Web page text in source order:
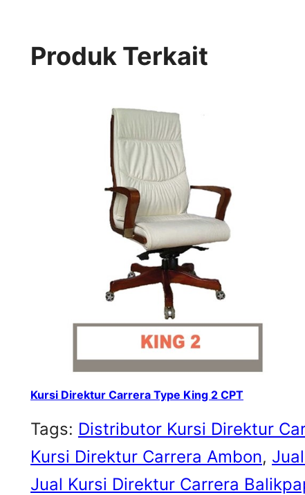
Produk Terkait
Kursi Direktur Carrera Type King 2 CPT
Tags: Distributor Kursi Direktur
Kursi Direktur Carrera Ambon,
Jual Kursi Direktur Carrera